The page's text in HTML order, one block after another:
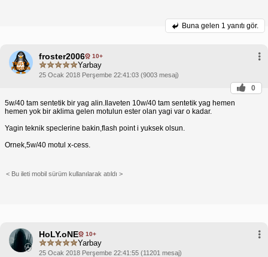
Buna gelen 1 yanıtı gör.
froster2006 10+
Yarbay
25 Ocak 2018 Perşembe 22:41:03 (9003 mesaj)
0
5w/40 tam sentetik bir yag alin.Ilaveten 10w/40 tam sentetik yag hemen
hemen yok bir aklima gelen motulun ester olan yagi var o kadar.
Yagin teknik speclerine bakin,flash point i yuksek olsun.
Ornek,5w/40 motul x-cess.
< Bu ileti mobil sürüm kullanılarak atıldı >
HoLY.oNE 10+
Yarbay
25 Ocak 2018 Perşembe 22:41:55 (11201 mesaj)